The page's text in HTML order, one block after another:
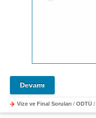
Devamı
Vize ve Final Soruları / ODTÜ /